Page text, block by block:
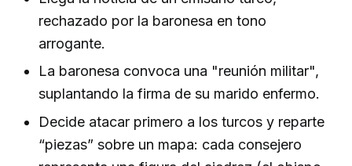
rechazado por la baronesa en tono
arrogante.
La baronesa convoca una "reunión militar",
suplantando la firma de su marido enfermo.
Decide atacar primero a los turcos y reparte
“piezas” sobre un mapa: cada consejero